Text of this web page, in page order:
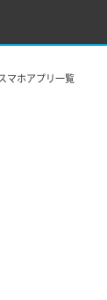
マホアプリ一覧